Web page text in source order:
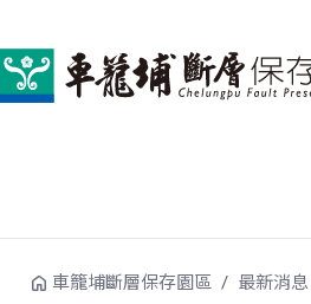
車籠埔斷層保存園區 最新消息